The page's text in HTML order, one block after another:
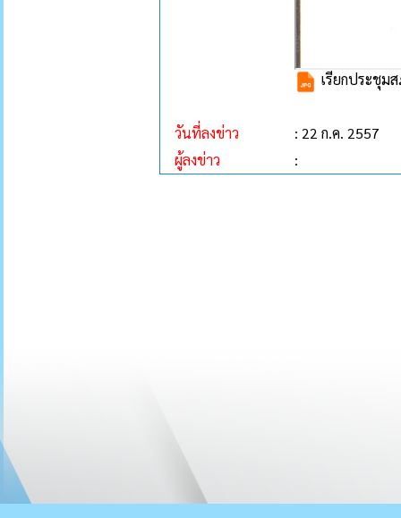
เรียกประชุม
วันที่ลงข่าว
: 22 ก.ค. 2557
ผู้ลงข่าว
: